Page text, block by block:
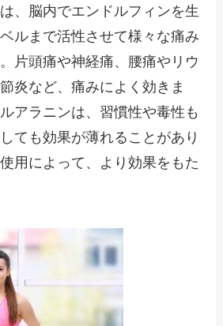
、脳内でエンドルフィンを生
ルまで活性させて様々な痛み
片頭痛や神経痛、腰痛やリウ
炎など、痛みによく効きま
アラニンは、習慣性や毒性も
ても効果が薄れることがあり
用によって、より効果をもた